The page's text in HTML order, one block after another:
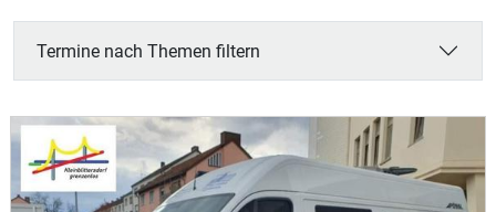
Termine nach Themen filtern